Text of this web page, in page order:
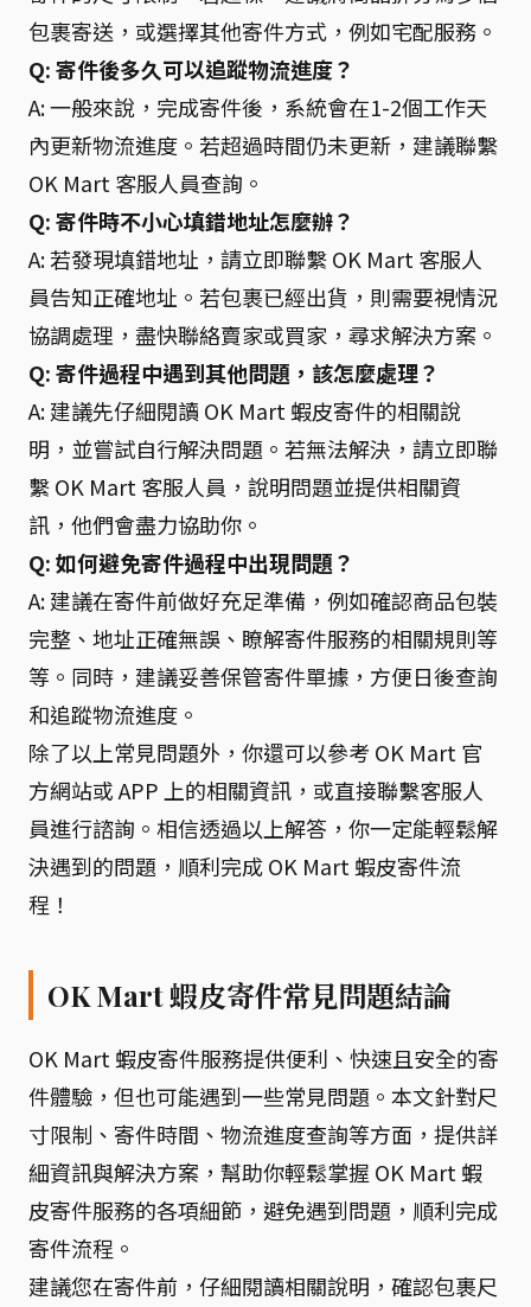
包裹寄送，或選擇其他寄件方式，例如宅配服務。
Q: 寄件後多久可以追蹤物流進度？
A: 一般來說，完成寄件後，系統會在1-2個工作天
內更新物流進度。若超過時間仍未更新，建議聯繫
OK Mart 客服人員查詢。
Q: 寄件時不小心填錯地址怎麼辦？
A: 若發現填錯地址，請立即聯繫 OK Mart 客服人
員告知正確地址。若包裹已經出貨，則需要視情況
協調處理，盡快聯絡賣家或買家，尋求解決方案。
Q: 寄件過程中遇到其他問題，該怎麼處理？
A: 建議先仔細閱讀 OK Mart 蝦皮寄件的相關說
明，並嘗試自行解決問題。若無法解決，請立即聯
繫 OK Mart 客服人員，說明問題並提供相關資
訊，他們會盡力協助你。
Q: 如何避免寄件過程中出現問題？
A: 建議在寄件前做好充足準備，例如確認商品包裝
完整、地址正確無誤、瞭解寄件服務的相關規則等
等。同時，建議妥善保管寄件單據，方便日後查詢
和追蹤物流進度。
除了以上常見問題外，你還可以參考 OK Mart 官
方網站或 APP 上的相關資訊，或直接聯繫客服人
員進行諮詢。相信透過以上解答，你一定能輕鬆解
決遇到的問題，順利完成 OK Mart 蝦皮寄件流
程！
OK Mart 蝦皮寄件常見問題結論
OK Mart 蝦皮寄件服務提供便利、快速且安全的寄
件體驗，但也可能遇到一些常見問題。本文針對尺
寸限制、寄件時間、物流進度查詢等方面，提供詳
細資訊與解決方案，幫助你輕鬆掌握 OK Mart 蝦
皮寄件服務的各項細節，避免遇到問題，順利完成
寄件流程。
建議您在寄件前，仔細閱讀相關說明，確認包裹尺